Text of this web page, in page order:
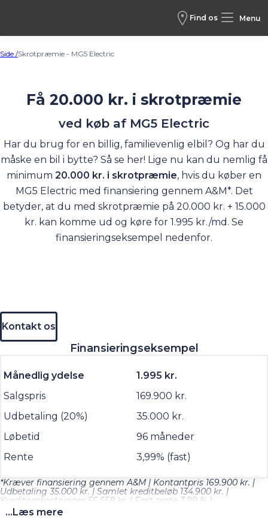
Find os Menu
Side /Skrotpræmie - MG5 Electric
Få 20.000 kr. i skrotpræmie
ved køb af MG5 Electric
Har du brug for en billig, familievenlig elbil? Og har du
måske en bil i bytte? Så se her! Lige nu kan du nemlig få
minimum 20.000 kr. i skrotpræmie, hvis du køber en
MG5 Electric med finansiering gennem A&M*. Det
betyder, at du med skrotpræmie på 20.000 kr. + 15.000
kr. kan komme ud og køre for 1.995 kr./md. Se
finansieringseksempel nedenfor.
Kontakt os
Finansieringseksempel
Månedlig ydelse
1.995 kr.
Salgspris
169.900 kr.
Udbetaling (20%)
35.000 kr.
Løbetid
96 måneder
Rente
3,99% (fast)
*Kræver finansiering gennem A&M | Kontantpris 169.900 kr. |
Udbetaling 35.000 kr. | Samlet kreditbeløb 134.900 kr. |
Kreditomkostninger 56.558 kr. | Fast rente 3,99 % |
Debitorrente 4,06 % | Løbetid 96 mdr. | ÅOP 9,66 % | Samlet
tilbagebetaling 191.458 kr. Finansiering udbydes af Santander
...Læs mere